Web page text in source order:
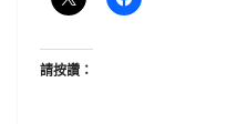
請按讚：